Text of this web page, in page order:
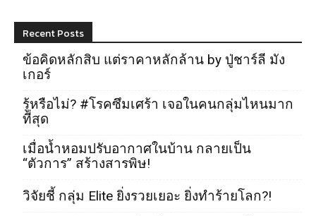
Recent Posts
ข้อคิดหลักสิบ แต่ราคาหลักล้าน by ปู่ชาร์ลี มัง
เกอร์
รู้หรือไม่? #โรคซึมเศร้า เจอในคนกลุ่มไหนมาก
ที่สุด
เมื่อน้ำหอมปรับอากาศในบ้าน กลายเป็น
“ตัวการ” สร้างสารพิษ!
วิจัยชี้ กลุ่ม Elite ยิ่งรวยเยอะ ยิ่งทำร้ายโลก?!